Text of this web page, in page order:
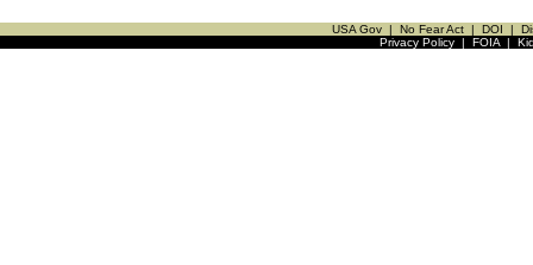
USA Gov | No Fear Act | DOI |
Privacy Policy| FOIA|